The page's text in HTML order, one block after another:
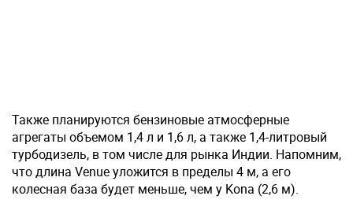
Также планируются бензиновые атмосферные
агрегаты объемом 1,4 л и 1,6 л, а также 1,4-литровый
турбодизель, в том числе для рынка Индии. Напомним,
что длина Venue уложится в пределы 4 м, а его
колесная база будет меньше, чем у Kona (2,6 м).